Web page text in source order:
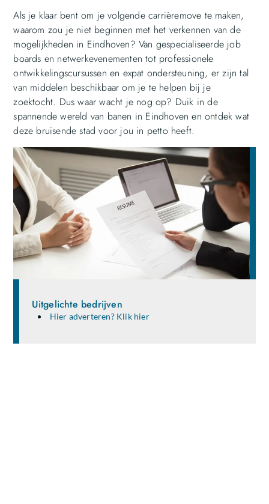
Als je klaar bent om je volgende carrièremove te maken,
waarom zou je niet beginnen met het verkennen van de
mogelijkheden in Eindhoven? Van gespecialiseerde job
boards en netwerkevenementen tot professionele
ontwikkelingscursussen en expat ondersteuning, er zijn tal
van middelen beschikbaar om je te helpen bij je
zoektocht. Dus waar wacht je nog op? Duik in de
spannende wereld van banen in Eindhoven en ontdek wat
deze bruisende stad voor jou in petto heeft.
Uitgelichte bedrijven
Hier adverteren? Klik hier